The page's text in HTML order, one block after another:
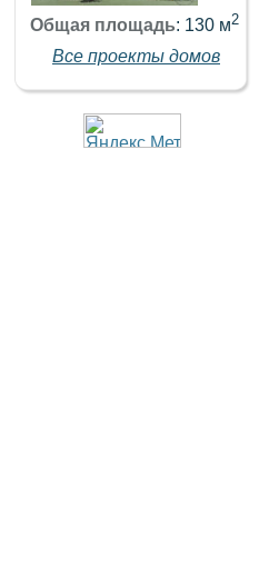
Общая площадь: 130 м2
Все проекты домов